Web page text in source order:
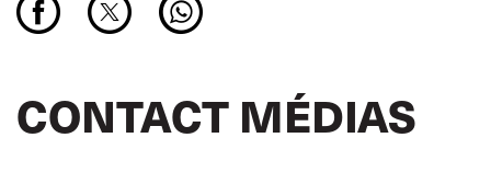
CONTACT MÉDIAS